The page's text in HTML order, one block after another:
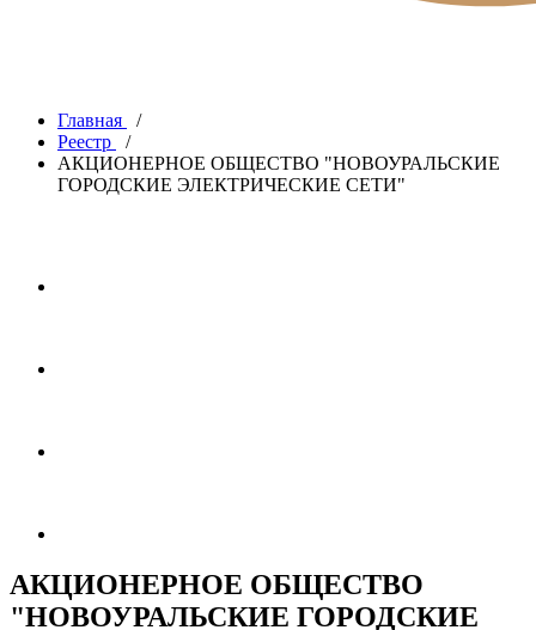
Главная
/
Реестр
/
АКЦИОНЕРНОЕ ОБЩЕСТВО "НОВОУРАЛЬСКИЕ
ГОРОДСКИЕ ЭЛЕКТРИЧЕСКИЕ СЕТИ"
АКЦИОНЕРНОЕ ОБЩЕСТВО
"НОВОУРАЛЬСКИЕ ГОРОДСКИЕ